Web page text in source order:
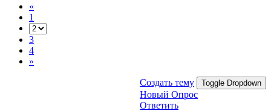
«
1
3
4
»
Создать тему Toggle Dropdown
Новый Опрос
Ответить